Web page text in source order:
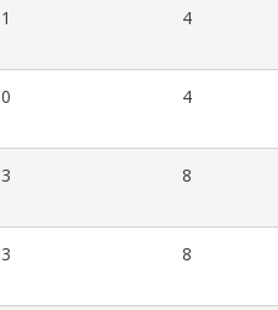
1 4
0 4
3 8
3 8